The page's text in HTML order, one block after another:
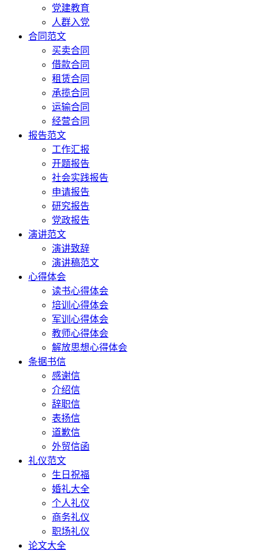
党建教育
人群入党
合同范文
买卖合同
借款合同
租赁合同
承揽合同
运输合同
经营合同
报告范文
工作汇报
开题报告
社会实践报告
申请报告
研究报告
党政报告
演讲范文
演讲致辞
演讲稿范文
心得体会
读书心得体会
培训心得体会
军训心得体会
教师心得体会
解放思想心得体会
条据书信
感谢信
介绍信
辞职信
表扬信
道歉信
外贸信函
礼仪范文
生日祝福
婚礼大全
个人礼仪
商务礼仪
职场礼仪
论文大全